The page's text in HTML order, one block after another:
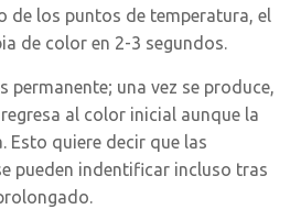
de los puntos de temperatura, el
de color en 2-3 segundos.
permanente; una vez se produce,
al color inicial aunque la
Esto quiere decir que las
pueden indentificar incluso tras